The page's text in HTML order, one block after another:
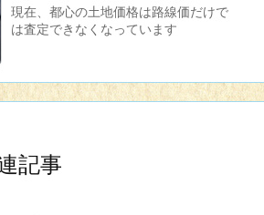
現在、都心の土地価格は路線価だけで
は査定できなくなっています
記事